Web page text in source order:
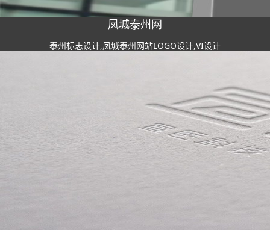
凤城泰州网
泰州标志设计,凤城泰州网站LOGO设计,VI设计